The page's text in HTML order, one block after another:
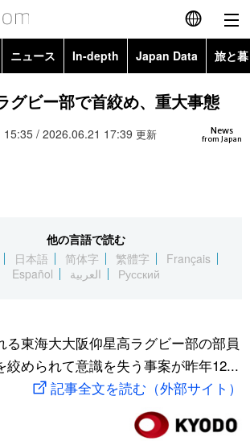
English
简体字
繁體字
العربية
ニュース In-depth Japan Data 旅と
Topics
Images
お知らせ
グビー部で首絞め、重大事態
News
from Japan
/ 2026.06.21 17:39 更新
他の言語で読む
日本語 简体字 繁體字
Français
Español
العربية Русский
る東海大大阪仰星高ラグビー部の部員
絞められて意識を失う事案が昨年12...
記事全文を読む（外部サイト）